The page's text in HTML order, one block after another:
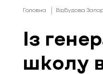
Головна Відбудова
Із
школу